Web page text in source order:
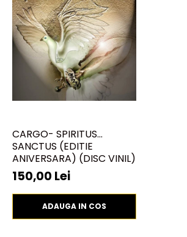
CARGO- SPIRITUS
SANCTUS (EDITIE
ANIVERSARA) (DISC VINIL)
150,00 Lei
ADAUGA IN COS